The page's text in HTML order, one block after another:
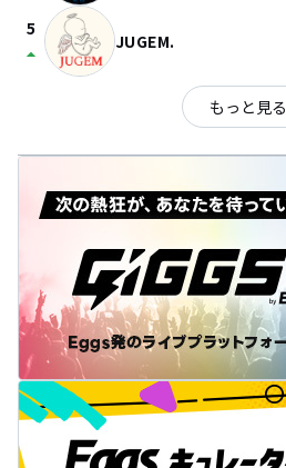
5
arrow_drop_up JUGEM.
もっと見る